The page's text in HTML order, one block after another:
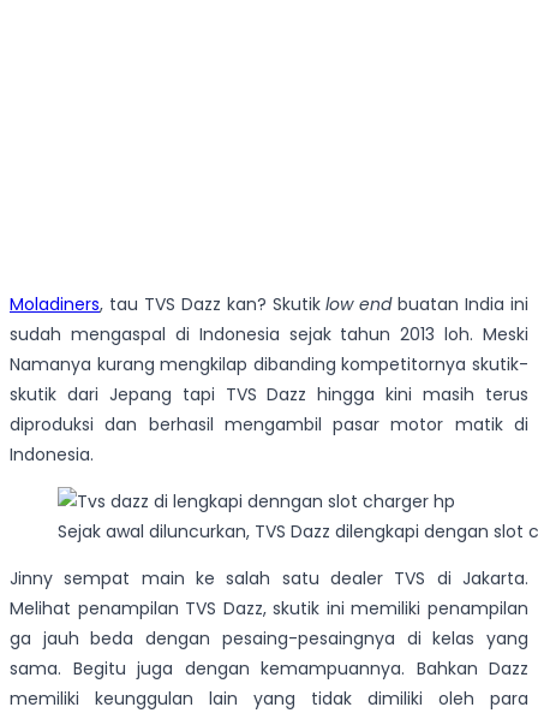
Moladiners, tau TVS Dazz kan? Skutiklow endbuatan India ini
sudah mengaspal di Indonesia sejak tahun 2013 loh. Meski
Namanya kurang mengkilap dibanding kompetitornya skutik-
skutik dari Jepang tapi TVS Dazz hingga kini masih terus
diproduksi dan berhasil mengambil pasar motor matik di
Indonesia.
Sejak awal diluncurkan, TVS Dazz dilengkapi dengan slot
Jinny sempat main ke salah satu dealer TVS di Jakarta.
Melihat penampilan TVS Dazz, skutik ini memiliki penampilan
ga jauh beda dengan pesaing-pesaingnya di kelas yang
sama. Begitu juga dengan kemampuannya. Bahkan Dazz
memiliki keunggulan lain yang tidak dimiliki oleh para